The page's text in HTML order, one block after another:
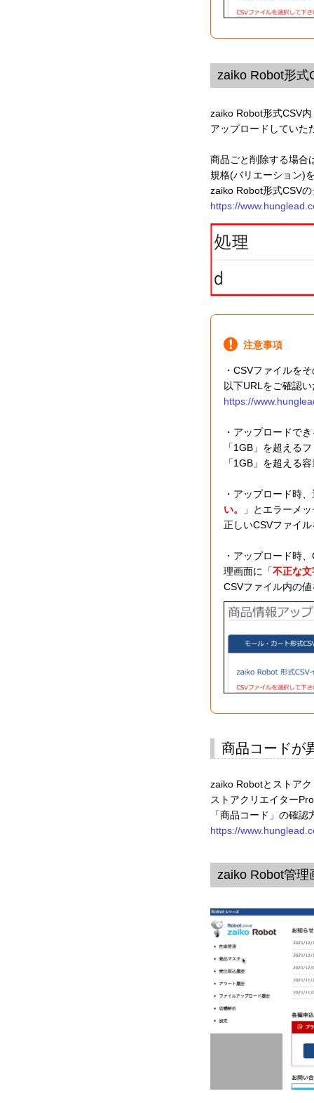
zaiko Robot形式
zaiko Robot形式CSV
アップロードしていた
商品ごと削除する場合
規格(バリエーション)
zaiko Robot形式CSV
https://
注意事項
・CSVファイルを
以下URLをご確認
https://
・アップロードで
「1GB」を超える
「1GB」を超える
・アップロード時
い。
」とエラーメ
正しいCSVファイ
・アップロード時
理画面に「不正な
CSVファイル内の
商品コードが
zaiko Robotとストア
ストアクリエイター
「商品コード」の確
https://
zaiko Robot管理